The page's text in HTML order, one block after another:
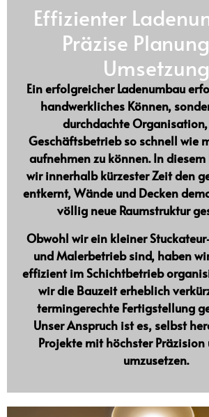
Effizienter
Präzise
Umsetzung
Ein erfolgreicherLadenumbau
handwerkliches Können,
durchdachte
Geschäftsbetrieb so schnell wie
aufnehmen zu können. In
wir innerhalb kürzester Zeit den
entkernt, Wände und Decken
völlig neue Raumstruktur
Obwohl wir ein kleiner
und Malerbetriebsind, haben
effizient imSchichtbetrieb
wir die Bauzeit erheblich
termingerechte Fertigstellung
Unser Anspruch ist es, selbst
Projekte mit höchster
umzusetzen.